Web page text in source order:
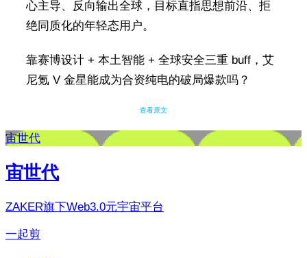
心主导、反向输出全球，目标直指思想前沿、拒
绝同质化的年轻态用户。
靠赛博设计 + 本土智能 + 全球安全三重 buff，艾
尼氪 V 金星能成为合资纯电的破局爆款吗？
查看原文
宙世代
宙世代
ZAKER旗下Web3.0元宇宙平台
一起剪